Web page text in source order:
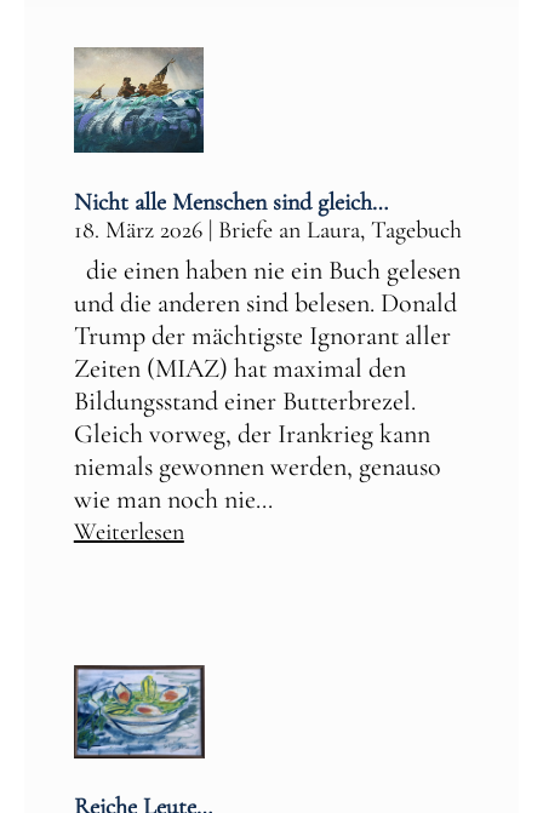
Nicht alle Menschen sind gleich…
18. März 2026| Briefe an Laura, Tagebuch
die einen haben nie ein Buch gelesen
und die anderen sind belesen. Donald
Trump der mächtigste Ignorant aller
Zeiten (MIAZ) hat maximal den
Bildungsstand einer Butterbrezel.
Gleich vorweg, der Irankrieg kann
niemals gewonnen werden, genauso
wie man noch nie...
Weiterlesen
Reiche Leute…